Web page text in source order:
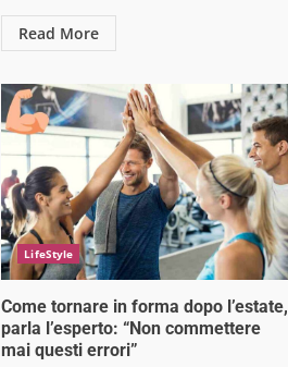
Read More
LifeStyle
Come tornare in forma dopo l’estate,
parla l’esperto: “Non commettere
mai questi errori”